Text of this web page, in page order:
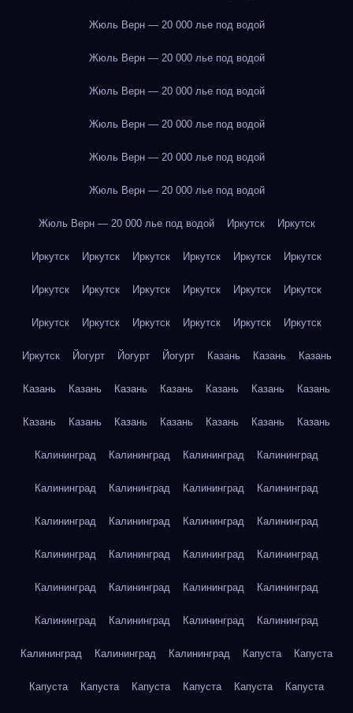
Жюль Верн — 20 000 лье под водой
Жюль Верн — 20 000 лье под водой
Жюль Верн — 20 000 лье под водой
Жюль Верн — 20 000 лье под водой
Жюль Верн — 20 000 лье под водой
Жюль Верн — 20 000 лье под водой
Жюль Верн — 20 000 лье под водой Иркутск Иркутск
Иркутск Иркутск Иркутск Иркутск Иркутск Иркутск
Иркутск Иркутск Иркутск Иркутск Иркутск Иркутск
Иркутск Иркутск Иркутск Иркутск Иркутск Иркутск
Иркутск Йогурт Йогурт Йогурт Казань Казань Казань
Казань Казань Казань Казань Казань Казань Казань
Казань Казань Казань Казань Казань Казань Казань
Калининград Калининград Калининград Калининград
Калининград Калининград Калининград Калининград
Калининград Калининград Калининград Калининград
Калининград Калининград Калининград Калининград
Калининград Калининград Калининград Калининград
Калининград Калининград Калининград Калининград
Калининград Калининград Калининград Капуста Капуста
Капуста Капуста Капуста Капуста Капуста Капуста